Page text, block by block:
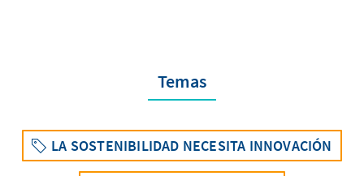
Temas
LA SOSTENIBILIDAD NECESITA INNOVACIÓN